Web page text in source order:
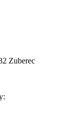
Zuberec